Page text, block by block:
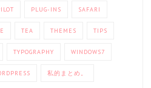
PLUG-INS SAFARI
TEA THEMES TIPS
TYPOGRAPHY WINDOWS7
私的まとめ。